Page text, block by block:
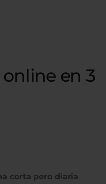
en 3
corta pero diaria.